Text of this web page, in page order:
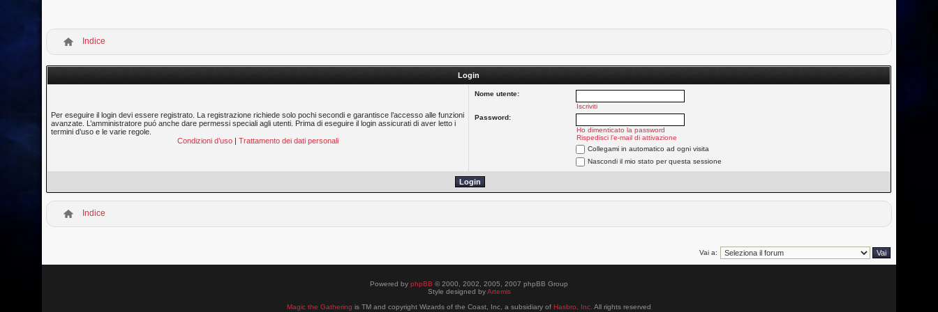
Indice
Login
Per eseguire il login devi essere registrato. La registrazione richiede solo pochi secondi e garantisce l’accesso alle funzioni
avanzate. L’amministratore puó anche dare permessi speciali agli utenti. Prima di eseguire il login assicurati di aver letto i
termini d’uso e le varie regole.
Condizioni d’uso |Trattamento dei dati personali
Nome utente:
Iscriviti
Password:
Ho dimenticato la password
Rispedisci l’e-mail di attivazione
Collegami in automatico ad ogni visita
Nascondi il mio stato per questa sessione
Indice
Vai a:
Powered by phpBB © 2000, 2002, 2005, 2007 phpBB Group
Style designed byArtemis
Magic the Gathering is TM and copyright Wizards of the Coast, Inc, a subsidiary of Hasbro, Inc. All rights reserved